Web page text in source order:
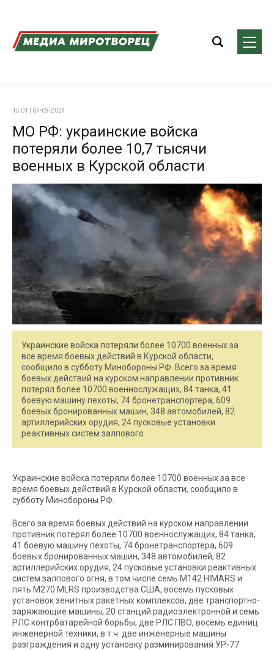
15:01 | 07-09-2024
МО РФ: украинские войска
потеряли более 10,7 тысячи
военных в Курской области
Украинские войска потеряли более 10700 военных за
все время боевых действий в Курской области,
сообщило в субботу Минобороны РФ. Всего за время
боевых действий на курском направлении противник
потерял более 10700 военнослужащих, 84 танка, 41
боевую машину пехоты, 74 бронетранспортера, 609
боевых бронированных машин, 348 автомобилей, 82
артиллерийских орудия, 24 пусковые установки
реактивных систем залпового
Украинские войска потеряли более 10700 военных за все
время боевых действий в Курской области, сообщило в
субботу Минобороны РФ.
Всего за время боевых действий на курском направлении
противник потерял более 10700 военнослужащих, 84 танка,
41 боевую машину пехоты, 74 бронетранспортера, 609
боевых бронированных машин, 348 автомобилей, 82
артиллерийских орудия, 24 пусковые установки реактивных
систем залпового огня, в том числе семь М142 HIMARS и
пять М270 MLRS производства США, восемь пусковых
установок зенитных ракетных комплексов, две транспортно-
заряжающие машины, 20 станций радиоэлектронной и семь
РЛС контрбатарейной борьбы, две РЛС ПВО, восемь единиц
инженерной техники, в т.ч. две инженерные машины
разграждения и одну установку разминирования УР-77.